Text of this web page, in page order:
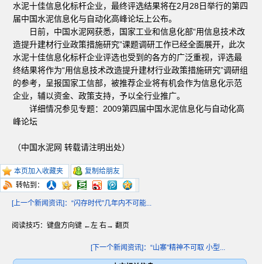
水泥十佳信息化标杆企业，最终评选结果将在2月28日举行的第四
届中国水泥信息化与自动化高峰论坛上公布。
日前，中国水泥网获悉，国家工业和信息化部“用信息技术改
造提升建材行业政策措施研究”课题调研工作已经全面展开，此次
水泥十佳信息化标杆企业评选也受到的各方的广泛重视，评选最
终结果将作为“用信息技术改造提升建材行业政策措施研究”调研组
的参考，呈报国家工信部，被推荐企业将有机会作为信息化示范
企业，辅以资金、政策支持，予以全行业推广。
详细情况参见专题： 2009第四届中国水泥信息化与自动化高
峰论坛
（中国水泥网 转载请注明出处）
本页加入收藏夹
复制给朋友
转帖到：
[上一个新闻资讯]：“闪存时代”几年内不可能...
阅读技巧：键盘方向键 ←左 右→ 翻页
[下一个新闻资讯]：“山寨”精神不可取 小型...